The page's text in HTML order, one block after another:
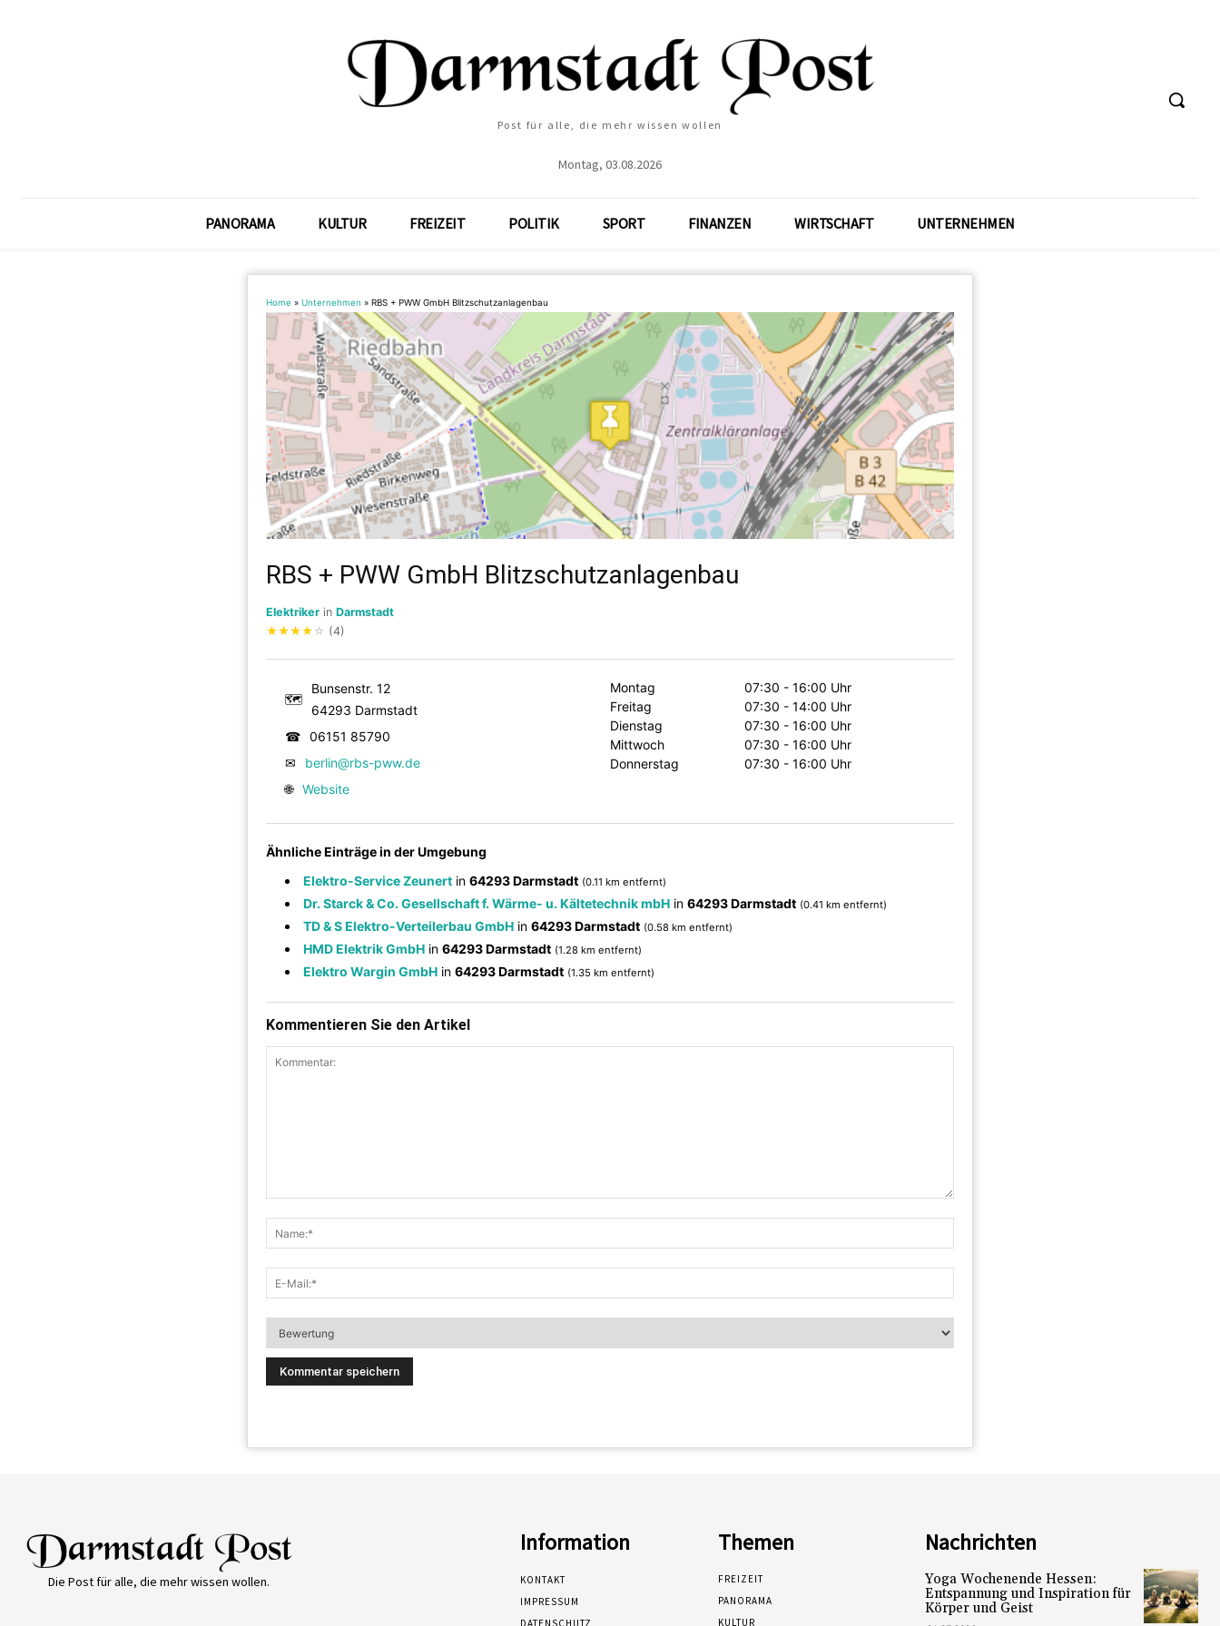
Post für alle, die mehr wissen wollen
Montag, 03.08.2026
PANORAMA KULTUR FREIZEIT POLITIK SPORT FINANZEN WIRTSCHAFT UNTERNEHMEN
Home » Unternehmen » RBS + PWW GmbH Blitzschutzanlagenbau
RBS + PWW GmbH Blitzschutzanlagenbau
Elektriker in Darmstadt
★★★★ ☆ (4)
🗺
Bunsenstr. 12
64293 Darmstadt
☎ 06151 85790
✉
berlin@rbs-pww.de
🌐 Website
Montag
07:30 - 16:00 Uhr
Freitag
07:30 - 14:00 Uhr
Dienstag
07:30 - 16:00 Uhr
Mittwoch
07:30 - 16:00 Uhr
Donnerstag
07:30 - 16:00 Uhr
Ähnliche Einträge in der Umgebung
Elektro-Service Zeunert in 64293 Darmstadt (0.11 km entfernt)
Dr. Starck & Co. Gesellschaft f. Wärme- u. Kältetechnik mbH in 64293 Darmstadt (0.41 km entfernt)
TD & S Elektro-Verteilerbau GmbH in 64293 Darmstadt (0.58 km entfernt)
HMD Elektrik GmbH in 64293 Darmstadt (1.28 km entfernt)
Elektro Wargin GmbH in 64293 Darmstadt (1.35 km entfernt)
Kommentieren Sie den Artikel
Die Post für alle, die mehr wissen wollen.
Information
KONTAKT
IMPRESSUM
DATENSCHUTZ
Themen
FREIZEIT
PANORAMA
KULTUR
Nachrichten
Yoga Wochenende Hessen:
Entspannung und Inspiration für
Körper und Geist